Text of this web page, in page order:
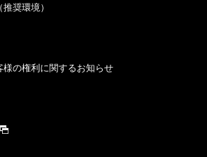
奨環境）
の権利に関するお知らせ